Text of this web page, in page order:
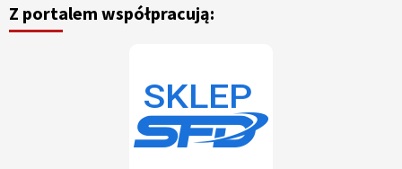
Z portalem współpracują: